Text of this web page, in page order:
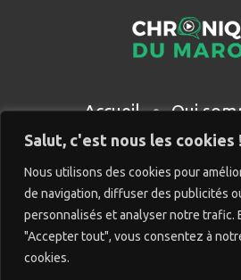
Salut, c'est nous les cookies !
Nous utilisons des cookies pour
de navigation, diffuser des publicités
personnalisés et analyser notre trafic.
"Accepter tout", vous consentez à
cookies.
Accueil
Qui
Partenaires